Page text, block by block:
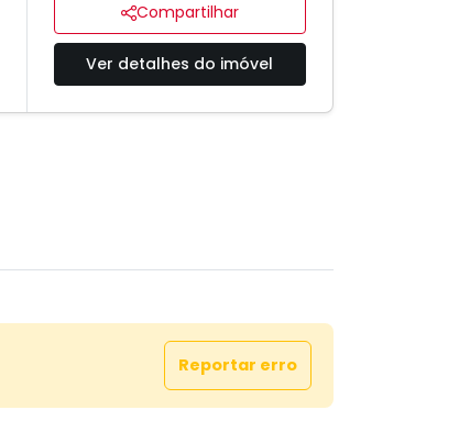
Compartilhar
Ver detalhes do imóvel
Reportar erro